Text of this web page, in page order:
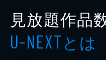
見放題作品
U-NEXTとは